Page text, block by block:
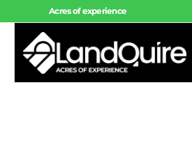
Acres of experience